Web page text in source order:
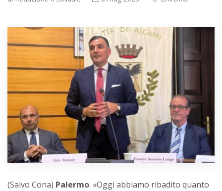
(Salvo Cona) Palermo. «Oggi abbiamo ribadito quanto